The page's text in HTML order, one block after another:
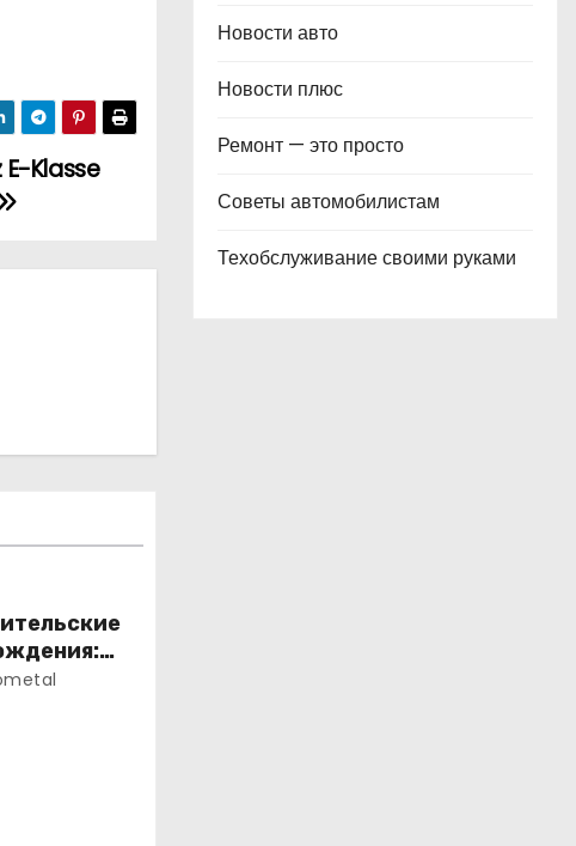
Klasse
и
Новости авто
Новости плюс
Ремонт — это просто
Советы автомобилистам
Техобслуживание своими руками